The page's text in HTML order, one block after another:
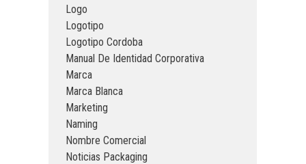
Logo
Logotipo
Logotipo Cordoba
Manual De Identidad Corporativa
Marca
Marca Blanca
Marketing
Naming
Nombre Comercial
Noticias Packaging